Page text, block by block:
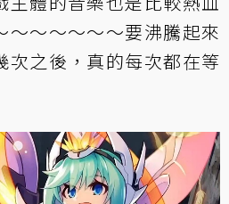
～～～～～～要沸騰起來
次之後，真的每次都在等